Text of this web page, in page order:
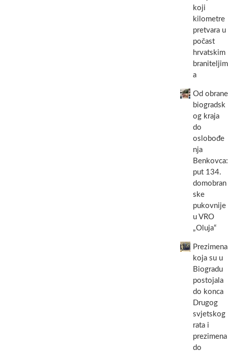
koji
kilometre
pretvara u
počast
hrvatskim
braniteljim
a
Od obrane
biogradsk
og kraja
do
oslobođe
nja
Benkovca:
put 134.
domobran
ske
pukovnije
u VRO
„Oluja“
Prezimena
koja su u
Biogradu
postojala
do konca
Drugog
svjetskog
rata i
prezimena
do